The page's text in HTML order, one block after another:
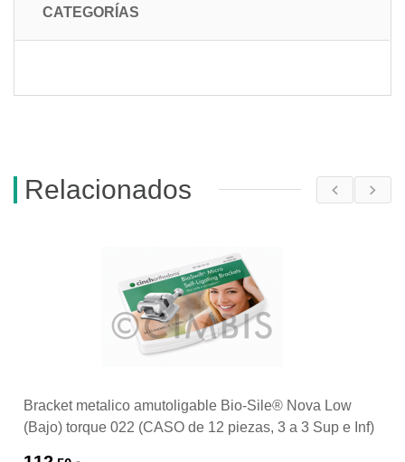
CATEGORÍAS
Relacionados
Bracket metalico amutoligable Bio-Sile® Nova Low
(Bajo) torque 022 (CASO de 12 piezas, 3 a 3 Sup e Inf)